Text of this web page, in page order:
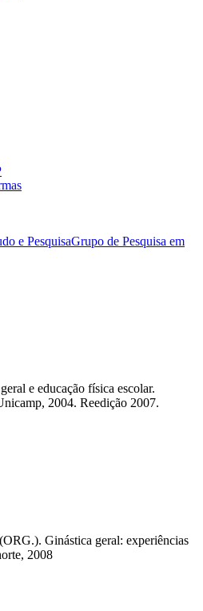
e PesquisaGrupo de Pesquisa em
e educação física escolar.
2004. Reedição 2007.
Ginástica geral: experiências
2008